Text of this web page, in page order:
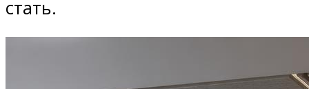
стать.